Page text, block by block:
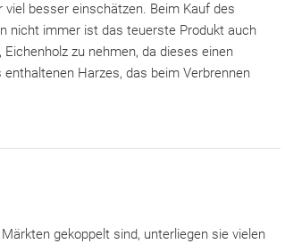
viel besser einschätzen. Beim Kauf des
nicht immer ist das teuerste Produkt auch
zu nehmen, da dieses einen
Harzes, das beim Verbrennen
gekoppelt sind, unterliegen sie vielen